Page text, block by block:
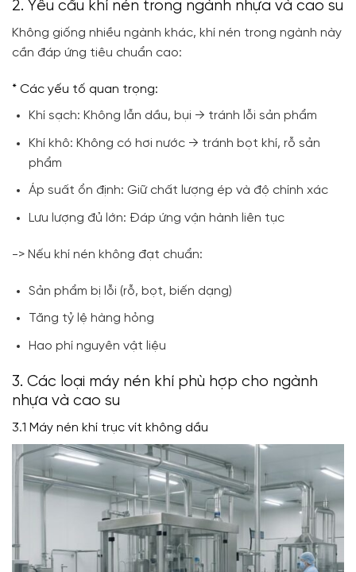
2. Yêu cầu khí nén trong ngành nhựa và cao su
Không giống nhiều ngành khác, khí nén trong ngành này
cần đáp ứng tiêu chuẩn cao:
* Các yếu tố quan trọng:
Khí sạch: Không lẫn dầu, bụi → tránh lỗi sản phẩm
Khí khô: Không có hơi nước → tránh bọt khí, rỗ sản
phẩm
Áp suất ổn định: Giữ chất lượng ép và độ chính xác
Lưu lượng đủ lớn: Đáp ứng vận hành liên tục
-> Nếu khí nén không đạt chuẩn:
Sản phẩm bị lỗi (rỗ, bọt, biến dạng)
Tăng tỷ lệ hàng hỏng
Hao phí nguyên vật liệu
3. Các loại máy nén khí phù hợp cho ngành
nhựa và cao su
3.1 Máy nén khí trục vít không dầu